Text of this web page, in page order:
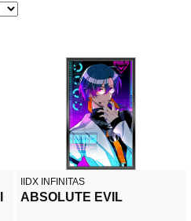
IIDX INFINITAS
ABSOLUTE EVIL